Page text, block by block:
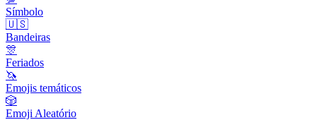
Símbolo
🇺🇸
Bandeiras
🎊
Feriados
🦄
Emojis temáticos
🎲
Emoji Aleatório